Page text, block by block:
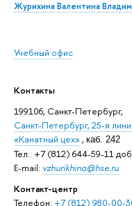
Журихина Валентина
Учебный офис
Контакты
199106, Санкт-Петербург,
Санкт-Петербург, 25-я
«Канатный цех», каб. 242
Тел.: +7 (812) 644-59-11
E-mail: vzhurikhina@hse.ru
Контакт-центр
Телефон: +7 (812) 980-00-